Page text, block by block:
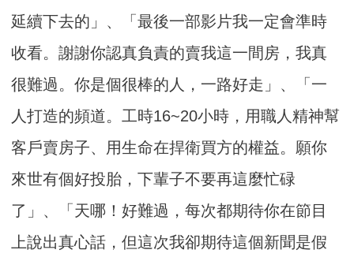
延續下去的」、「最後一部影片我一定會準時
收看。謝謝你認真負責的賣我這一間房，我真
很難過。你是個很棒的人，一路好走」、「一
人打造的頻道。工時16~20小時，用職人精神幫
客戶賣房子、用生命在捍衛買方的權益。願你
來世有個好投胎，下輩子不要再這麼忙碌
了」、「天哪！好難過，每次都期待你在節目
上說出真心話，但這次我卻期待這個新聞是假